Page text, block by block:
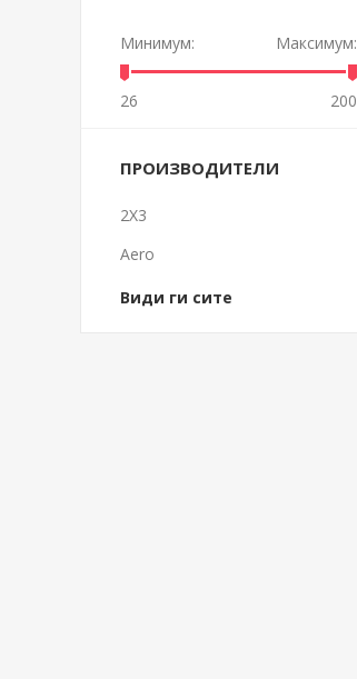
Минимум: Максимум:
26 200
ПРОИЗВОДИТЕЛИ
2X3
Aero
Види ги сите